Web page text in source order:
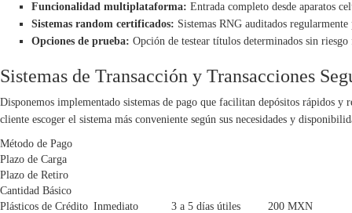
Funcionalidad multiplataforma: Entrada completo desde aparatos
Sistemas random certificados: Sistemas RNG auditados
Opciones de prueba: Opción de testear títulos determinados sin
Sistemas de Transacción y Transacciones
Disponemos implementado sistemas de pago que facilitan depósitos rápidos
cliente escoger el sistema más conveniente según sus necesidades y
Método de Pago
Plazo de Carga
Plazo de Retiro
Cantidad Básico
Plásticos de Crédito Inmediato 3 a 5 días útiles
200 MXN